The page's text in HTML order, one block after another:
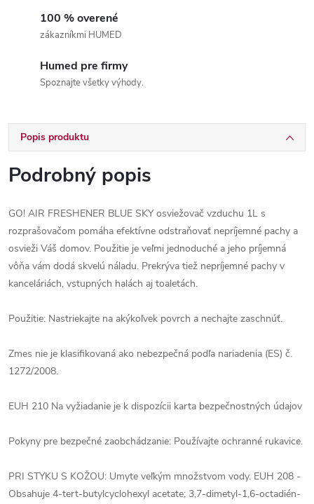
100 % overené
zákazníkmi HUMED
Humed pre firmy
Spoznajte všetky výhody.
Popis produktu
Podrobný popis
GO! AIR FRESHENER BLUE SKY osviežovač vzduchu 1L s
rozprašovačom pomáha efektívne odstraňovať nepríjemné pachy a
osvieži Váš domov. Použitie je veľmi jednoduché a jeho príjemná
vôňa vám dodá skvelú náladu. Prekrýva tiež nepríjemné pachy v
kanceláriách, vstupných halách aj toaletách.
Použitie: Nastriekajte na akýkoľvek povrch a nechajte zaschnúť.
Zmes nie je klasifikovaná ako nebezpečná podľa nariadenia (ES) č.
1272/2008.
EUH 210 Na vyžiadanie je k dispozícii karta bezpečnostných údajov
Pokyny pre bezpečné zaobchádzanie: Používajte ochranné rukavice.
PRI STYKU S KOŽOU: Umyte veľkým množstvom vody. EUH 208 -
Obsahuje 4-tert-butylcyclohexyl acetate; 3,7-dimetyl-1,6-octadién-